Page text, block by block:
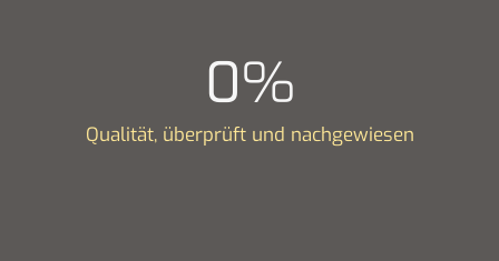
0%
Qualität, überprüft und nachgewiesen